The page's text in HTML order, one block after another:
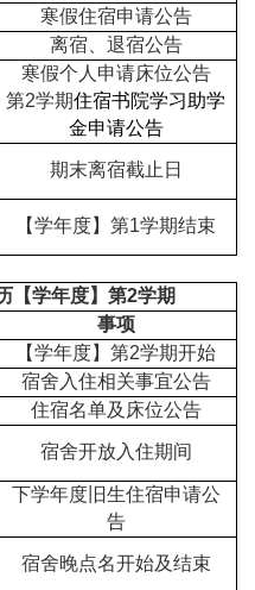
寒假住宿申请公告
离宿、退宿公告
寒假个人申请床位公告
第2学期住宿书院学习助学
金申请公告
期末离宿截止日
【学年度】第1学期结束
【学年度】第2学期
事项
【学年度】第2学期开始
宿舍入住相关事宜公告
住宿名单及床位公告
宿舍开放入住期间
下学年度旧生住宿申请公
告
宿舍晚点名开始及结束